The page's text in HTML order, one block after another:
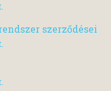
szerződései